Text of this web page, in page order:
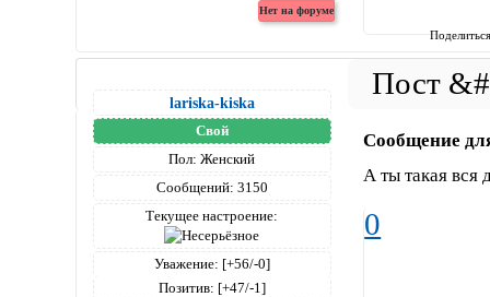
lariska-kiska
Свой
Пол: Женский
Сообщений: 3150
Текущее настроение:
Уважение: [+56/-0]
Позитив: [+47/-1]
Сообщение
А ты такая вся
0